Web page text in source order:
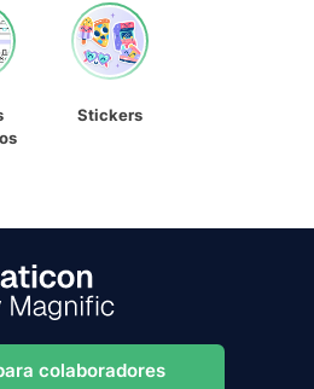
Stickers
colaboradores